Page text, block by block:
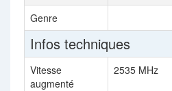
Genre
Infos techniques
Vitesse
augmenté
2535 MHz